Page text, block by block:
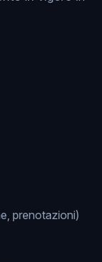
prenotazioni)